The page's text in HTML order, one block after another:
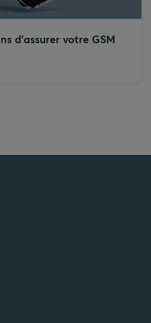
d’assurer votre GSM